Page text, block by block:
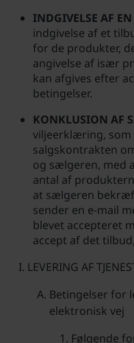
INDGIVELSE AF
indgivelse af et
for de produkter,
angivelse af især
kan afgives efter
betingelser.
KONKLUSION AF
viljeerklæring, som
salgskontrakten
og sælgeren, med
antal af
at sælgeren
sender en e-mail
blevet accepteret
accept af det
LEVERING AF
Betingelser for
elektronisk vej
Følgende